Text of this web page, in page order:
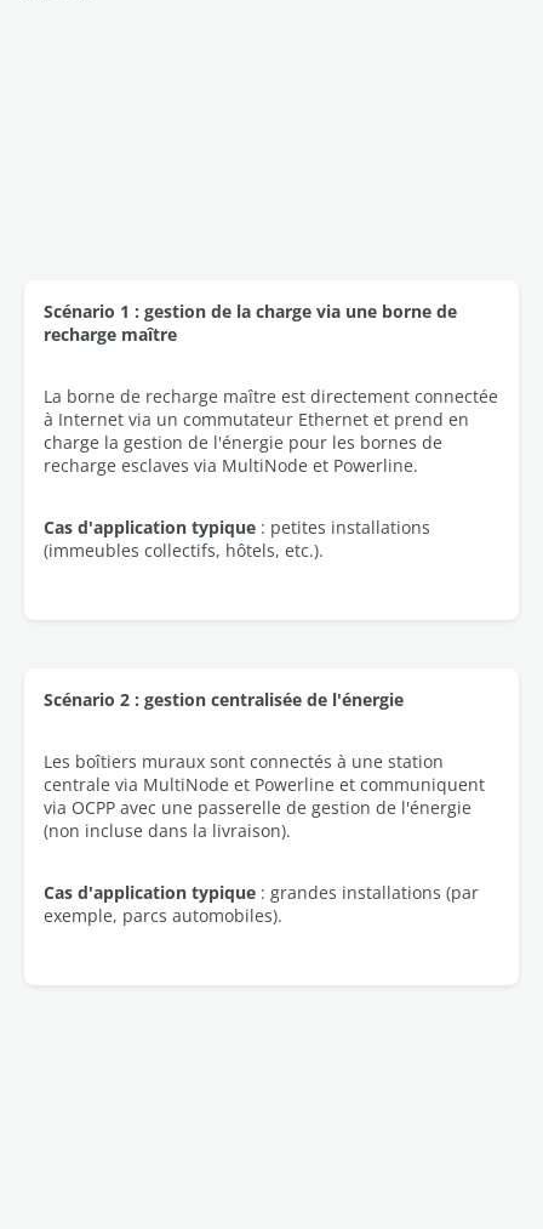
Scénario 1 : gestion de la charge via une borne de
recharge maître
La borne de recharge maître est directement connectée
à Internet via un commutateur Ethernet et prend en
charge la gestion de l'énergie pour les bornes de
recharge esclaves via MultiNode et Powerline.
Cas d'application typique : petites installations
(immeubles collectifs, hôtels, etc.).
Scénario 2 : gestion centralisée de l'énergie
Les boîtiers muraux sont connectés à une station
centrale via MultiNode et Powerline et communiquent
via OCPP avec une passerelle de gestion de l'énergie
(non incluse dans la livraison).
Cas d'application typique : grandes installations (par
exemple, parcs automobiles).